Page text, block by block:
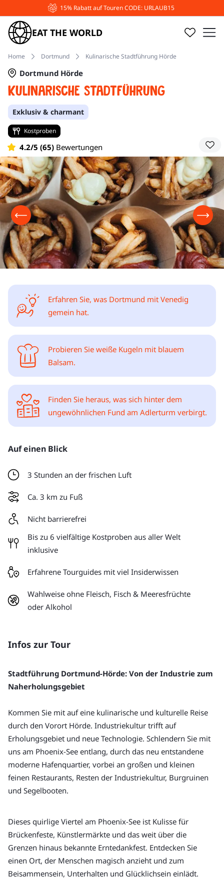
15% Rabatt auf Touren CODE: URLAUB15
EAT THE WORLD
Home Dortmund Kulinarische Stadtführung Hörde
Kulinarische Stadtführung
Dortmund Hörde
Exklusiv & charmant
Kostproben
4.2/5 (65) Bewertungen
Erfahren Sie, was Dortmund mit Venedig
gemein hat.
Probieren Sie weiße Kugeln mit blauem
Balsam.
Finden Sie heraus, was sich hinter dem
ungewöhnlichen Fund am Adlerturm verbirgt.
Auf einen Blick
3 Stunden an der frischen Luft
Ca. 3 km zu Fuß
Nicht barrierefrei
Bis zu 6 vielfältige Kostproben aus aller Welt
inklusive
Erfahrene Tourguides mit viel Insiderwissen
Wahlweise ohne Fleisch, Fisch & Meeresfrüchte
oder Alkohol
Infos zur Tour
Stadtführung Dortmund-Hörde: Von der Industrie zum
Naherholungsgebiet
Kommen Sie mit auf eine kulinarische und kulturelle Reise
durch den Vorort Hörde. Industriekultur trifft auf
Erholungsgebiet und neue Technologie. Schlendern Sie mit
uns am Phoenix-See entlang, durch das neu entstandene
moderne Hafenquartier, vorbei an großen und kleinen
feinen Restaurants, Resten der Industriekultur, Burgruinen
und Segelbooten.
Dieses quirlige Viertel am Phoenix-See ist Kulisse für
Brückenfeste, Künstlermärkte und das weit über die
Grenzen hinaus bekannte Erntedankfest. Entdecken Sie
einen Ort, der Menschen magisch anzieht und zum
Beisammensein, Unterhalten und Glücklichsein einlädt.